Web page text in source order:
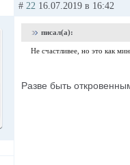
# 22 16.07.2019 в 16:42
писал(а):
Не счастливее, но это как
Разве быть